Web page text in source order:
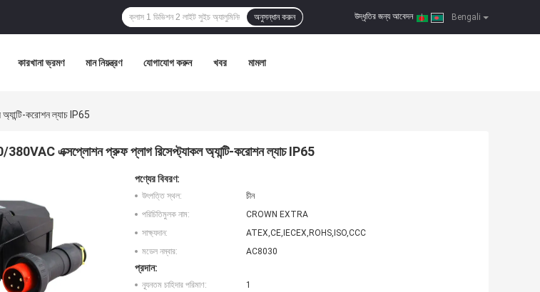
Bengali
উদ্ধৃতির জন্য আবেদন |
অনুসন্ধান করুন
কারখানা ভ্রমণ মান নিয়ন্ত্রণ যোগাযোগ করুন খবর মামলা
করোশন ল্যাচ IP65
এক্সপ্লোশন প্রুফ প্লাগ রিসেপ্ট্যাকল অ্যান্টি-করোশন ল্যাচ IP65
পণ্যের বিবরণ:
উৎপত্তি স্থল:
চীন
পরিচিতিমুলক নাম:
CROWN EXTRA
সাক্ষ্যদান:
ATEX,CE,IECEX,ROHS,ISO,CCC
মডেল নম্বার:
AC8030
প্রদান:
ন্যূনতম চাহিদার পরিমাণ:
1